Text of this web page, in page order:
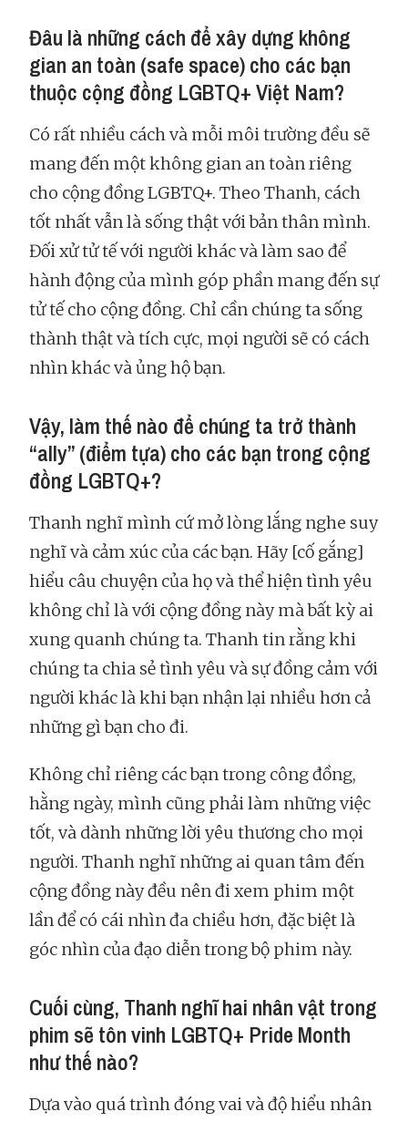
Đâu là những cách để xây dựng không
gian an toàn (safe space) cho các bạn
thuộc cộng đồng LGBTQ+ Việt Nam?
Có rất nhiều cách và mỗi môi trường đều sẽ
mang đến một không gian an toàn riêng
cho cộng đồng LGBTQ+. Theo Thanh, cách
tốt nhất vẫn là sống thật với bản thân mình.
Đối xử tử tế với người khác và làm sao để
hành động của mình góp phần mang đến sự
tử tế cho cộng đồng. Chỉ cần chúng ta sống
thành thật và tích cực, mọi người sẽ có cách
nhìn khác và ủng hộ bạn.
Vậy, làm thế nào để chúng ta trở thành
“ally” (điểm tựa) cho các bạn trong cộng
đồng LGBTQ+?
Thanh nghĩ mình cứ mở lòng lắng nghe suy
nghĩ và cảm xúc của các bạn. Hãy [cố gắng]
hiểu câu chuyện của họ và thể hiện tình yêu
không chỉ là với cộng đồng này mà bất kỳ ai
xung quanh chúng ta. Thanh tin rằng khi
chúng ta chia sẻ tình yêu và sự đồng cảm với
người khác là khi bạn nhận lại nhiều hơn cả
những gì bạn cho đi.
Không chỉ riêng các bạn trong công đồng,
hằng ngày, mình cũng phải làm những việc
tốt, và dành những lời yêu thương cho mọi
người. Thanh nghĩ những ai quan tâm đến
cộng đồng này đều nên đi xem phim một
lần để có cái nhìn đa chiều hơn, đặc biệt là
góc nhìn của đạo diễn trong bộ phim này.
Cuối cùng, Thanh nghĩ hai nhân vật trong
phim sẽ tôn vinh LGBTQ+ Pride Month
như thế nào?
Dựa vào quá trình đóng vai và độ hiểu nhân